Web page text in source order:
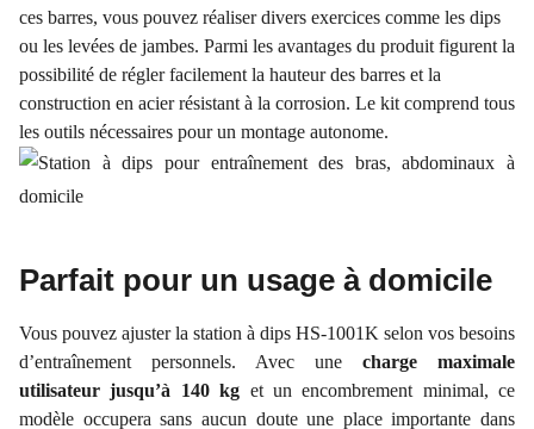
ces barres, vous pouvez réaliser divers exercices comme les dips
ou les levées de jambes. Parmi les avantages du produit figurent la
possibilité de régler facilement la hauteur des barres et la
construction en acier résistant à la corrosion. Le kit comprend tous
les outils nécessaires pour un montage autonome.
Parfait pour un usage à domicile
Vous pouvez ajuster la station à dips HS-1001K selon vos besoins
d’entraînement personnels. Avec une charge maximale
utilisateur jusqu’à 140 kg et un encombrement minimal, ce
modèle occupera sans aucun doute une place importante dans